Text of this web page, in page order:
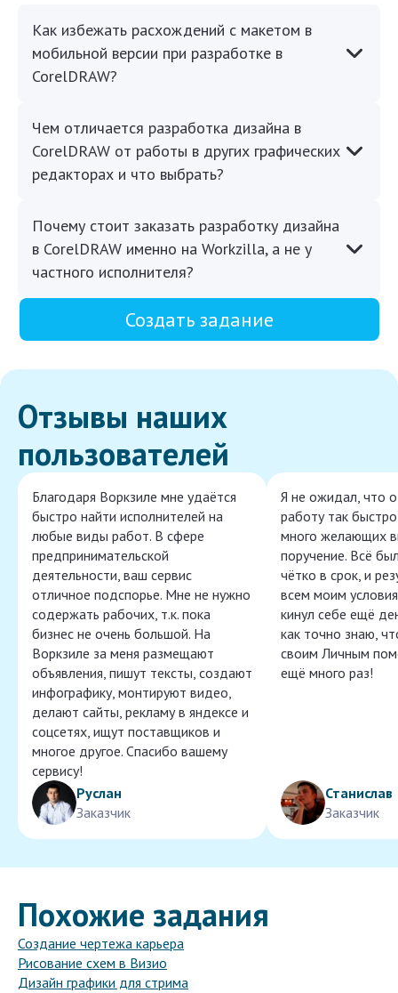
Как избежать расхождений с макетом в
мобильной версии при разработке в
CorelDRAW?
Чем отличается разработка дизайна в
CorelDRAW от работы в других графических
редакторах и что выбрать?
Почему стоит заказать разработку дизайна
в CorelDRAW именно на Workzilla, а не у
частного исполнителя?
Создать задание
Отзывы наших
пользователей
Благодаря Воркзиле мне удаётся
быстро найти исполнителей на
любые виды работ. В сфере
предпринимательской
деятельности, ваш сервис
отличное подспорье. Мне не нужно
содержать рабочих, т.к. пока
бизнес не очень большой. На
Воркзиле за меня размещают
объявления, пишут тексты, создают
инфографику, монтируют видео,
делают сайты, рекламу в яндексе и
соцсетях, ищут поставщиков и
многое другое. Спасибо вашему
сервису!
Руслан
Заказчик
Я не ожидал, что
работу так
много желающих
поручение. Всё
чётко в срок, и
всем моим
кинул себе ещё
как точно знаю,
своим Личным
ещё много раз!
Станислав
Заказчик
Похожие задания
Создание чертежа карьера
Рисование схем в Визио
Дизайн графики для стрима